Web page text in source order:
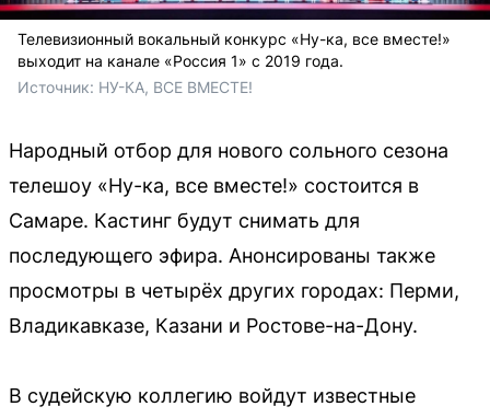
Телевизионный вокальный конкурс «Ну-ка, все вместе!»
выходит на канале «Россия 1» с 2019 года.
Источник: НУ-КА, ВСЕ ВМЕСТЕ!
Народный отбор для нового сольного сезона
телешоу «Ну-ка, все вместе!» состоится в
Самаре. Кастинг будут снимать для
последующего эфира. Анонсированы также
просмотры в четырёх других городах: Перми,
Владикавказе, Казани и Ростове-на-Дону.
В судейскую коллегию войдут известные